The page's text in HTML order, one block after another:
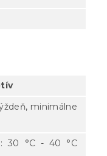
minimálne
30 °C - 40 °C